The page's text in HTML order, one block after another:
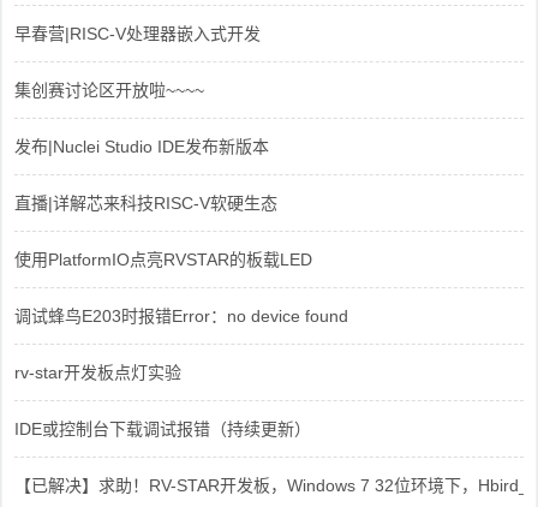
早春营|RISC-V处理器嵌入式开发
集创赛讨论区开放啦~~~~
发布|Nuclei Studio IDE发布新版本
直播|详解芯来科技RISC-V软硬生态
使用PlatformIO点亮RVSTAR的板载LED
调试蜂鸟E203时报错Error：no device found
rv-star开发板点灯实验
IDE或控制台下载调试报错（持续更新）
【已解决】求助！RV-STAR开发板，Windows 7 32位环境下，